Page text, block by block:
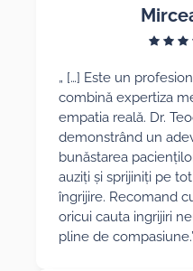
„ […] Este un
combină expertiza
empatia reală. Dr.
demonstrând un
bunăstarea
auziți și sprijiniți pe
îngrijire. Recomand
oricui cauta ingrijiri
pline de